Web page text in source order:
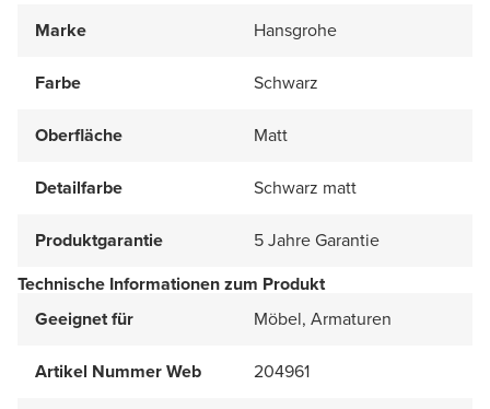
Marke Hansgrohe
Farbe Schwarz
Oberfläche Matt
Detailfarbe Schwarz matt
Produktgarantie
5 Jahre Garantie
Technische Informationen zum Produkt
Geeignet für
Möbel, Armaturen
Artikel Nummer Web 204961